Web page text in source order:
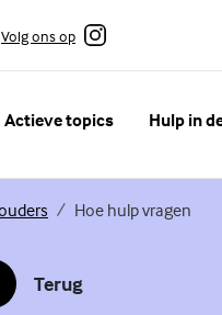
Volg ons op
Instagram
Actieve topics Hulp in
(Externe link)
Hoe hulp vragen
Terug
link)